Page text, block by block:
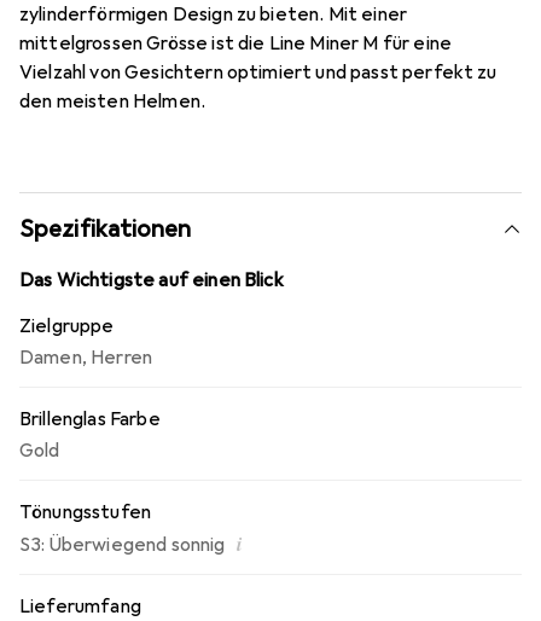
zylinderförmigen Design zu bieten. Mit einer
mittelgrossen Grösse ist die Line Miner M für eine
Vielzahl von Gesichtern optimiert und passt perfekt zu
den meisten Helmen.
Spezifikationen
Das Wichtigste auf einen Blick
Zielgruppe
Damen, Herren
Brillenglas Farbe
Gold
Tönungsstufen
S3: Überwiegend sonnig i
Lieferumfang